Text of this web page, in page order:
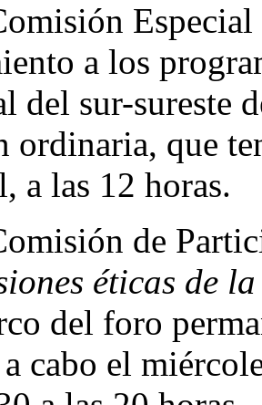
a los
del sur-sureste
ordinaria, que
a las 12 horas.
de
éticas de
del foro
cabo el